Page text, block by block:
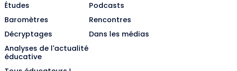
Études
Baromètres
Décryptages
Analyses de l'actualité
éducative
Podcasts
Rencontres
Dans les médias